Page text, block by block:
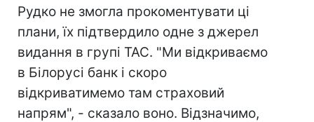
Рудко не змогла прокоментувати ці
плани, їх підтвердило одне з джерел
видання в групі ТАС. "Ми відкриваємо
в Білорусі банк і скоро
відкриватимемо там страховий
напрям", - сказало воно. Відзначимо,